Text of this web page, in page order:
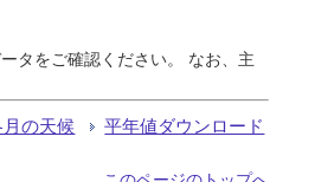
タをご確認ください。 なお、主
の天候 平年値ダウンロード